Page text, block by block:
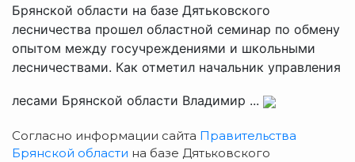
Брянской области на базе Дятьковского
лесничества прошел областной семинар по обмену
опытом между госучреждениями и школьными
лесничествами. Как отметил начальник управления
лесами Брянской области Владимир ...
Согласно информации сайта Правительства
Брянской области на базе Дятьковского